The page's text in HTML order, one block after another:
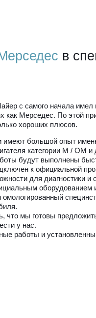
в
с самого начала
как Мерседес. По этой
хороших плюсов.
имеют большой опыт
категории М / ОМ
будут выполнены
к официальной
для диагностики
оборудованием
что мы готовы
у нас.
работы и